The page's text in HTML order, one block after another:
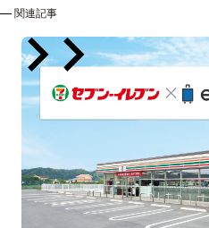
関連記事